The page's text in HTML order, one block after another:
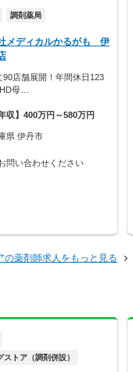
調剤薬局
メディカルかるがも 伊
90店舗展開！年間休日123
母…
年収】400万円～580万円
県 伊丹市
問い合わせください
の薬剤師求人をもっと見る
ストア（調剤併設）